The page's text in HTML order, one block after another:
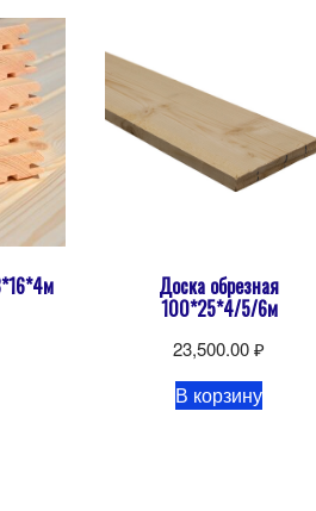
Доска обрезная
100*25*4/5/6м
23,500.00₽
В корзину